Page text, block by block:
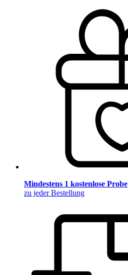
Mindestens 1 kostenlose Probe
zu jeder Bestellung